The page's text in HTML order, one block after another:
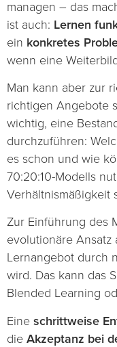
managen – das
ist auch: Lernen
ein konkretes
wenn eine
Man kann aber zur
richtigen Angebote
wichtig, eine
durchzuführen:
es schon und wie
70:20:10-Modells
Verhältnismäßigkeit
Zur Einführung des
evolutionäre Ansatz
Lernangebot durch
wird. Das kann das
Blended Learning
Eine schrittweise
die Akzeptanz bei